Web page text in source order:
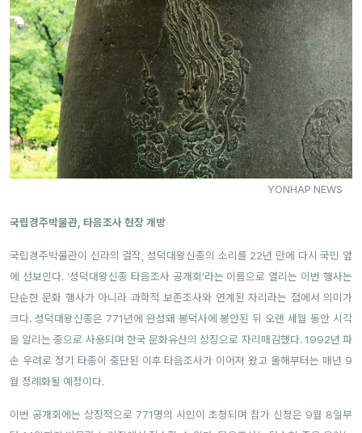
YONHAP NEWS
국립경주박물관, 타음조사 현장 개방
국립경주박물관이 신라의 걸작, 성덕대왕신종의 소리를 22년 만에 다시 국민 앞
에 선보인다. ‘성덕대왕신종 타음조사 공개회’라는 이름으로 열리는 이번 행사는
단순한 문화 행사가 아니라 과학적 보존조사와 연계된 자리라는 점에서 의미가
크다. 성덕대왕신종은 771년에 완성돼 봉덕사에 봉안된 뒤 오랜 세월 동안 시각
을 알리는 종으로 사용되며 한국 문화유산의 상징으로 자리매김했다. 1992년 파
손 우려로 정기 타종이 중단된 이후 타음조사가 이어져 왔고 올해부터는 매년 9
월 정례화될 예정이다.
이번 공개회에는 상징적으로 771명의 시민이 초청되며 참가 신청은 9월 8일부